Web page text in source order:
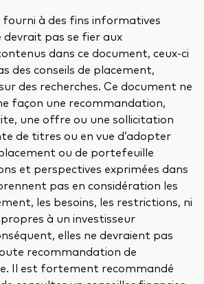
à des fins informatives
devrait pas se fier aux
dans ce document, ceux-ci
des conseils de placement,
des recherches. Ce document ne
façon une recommandation,
une offre ou une sollicitation
de titres ou en vue d’adopter
ou de portefeuille
et perspectives exprimées dans
pas en considération les
les besoins, les restrictions, ni
à un investisseur
elles ne devraient pas
recommandation de
Il est fortement recommandé